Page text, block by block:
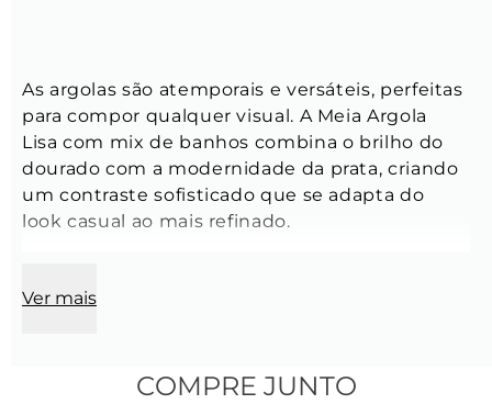
As argolas são atemporais e versáteis, perfeitas
para compor qualquer visual. A Meia Argola
Lisa com mix de banhos combina o brilho do
dourado com a modernidade da prata, criando
um contraste sofisticado que se adapta do
look casual ao mais refinado.
Comprimento:
Ver mais
COMPRE JUNTO